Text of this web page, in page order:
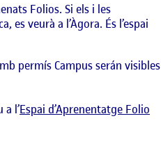
Folios. Si els i les
veurà a l’Àgora. És l’espai
permís Campus serán visibles
l’Espai d’Aprenentatge Folio